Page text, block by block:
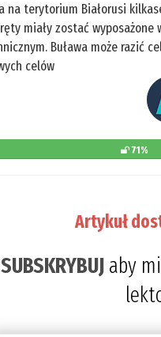
na terytorium Białorusi
miały zostać
Buława może razić
celów
71%
Artykuł
SUBSKRYBUJ aby